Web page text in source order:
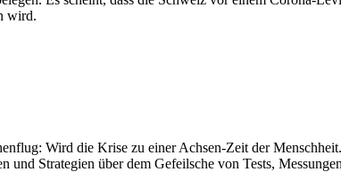
wird.
Wird die Krise zu einer Achsen-Zeit der
Strategien über dem Gefeilsche von Tests,